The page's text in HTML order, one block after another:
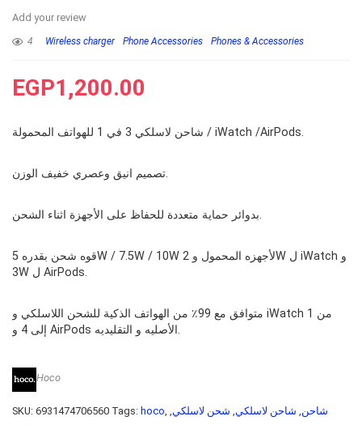
Add your review
4 Wireless charger Phone Accessories Phones & Accessories
EGP1,200.00
شاحن لاسلكي 3 في 1 للهواتف المحمولة / iWatch /AirPods.
تصميم انيق وعصري خفيف الوزن.
بدوائر حماية متعددة للحفاظ على الأجهزة اثناء الشحن.
قوه شحن بقدره 5W / 7.5W / 10W لأجهزه المحمول و 2W ل iWatch و
3W ل AirPods.
متوافق مع 99٪ من الهواتف الذكية للشحن اللاسلكي و iWatch من 1
إلى 4 و AirPods الأصليه و التقليديه.
Hoco
SKU: 6931474706560 Tags: hoco, شاحن, شاحن لاسلكي, شحن لاسلكي,